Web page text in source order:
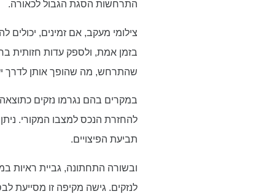
התרחשות הסגת הגבול לכאורה.
צילומי מעקב, אם זמינים,
בזמן אמת, ולספק עדות חזותית
שהתרחש, מה שהופך אותן לדרך
במקרים בהם נגרמו נזקים כתוצאה
להחזרת הנכס למצבו המקורי.
תביעת הפיצויים.
ובשורה התחתונה, גביית ראיות
לנזקים. גישה מקיפה זו